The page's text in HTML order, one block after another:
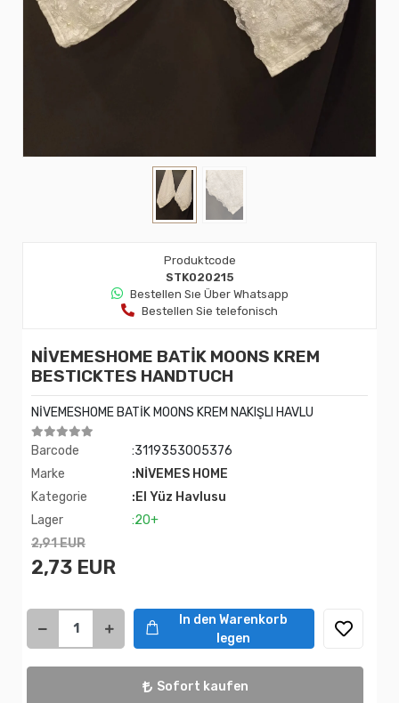
Produktcode
STK020215
Bestellen Sıe Über Whatsapp
Bestellen Sie telefonisch
NİVEMESHOME BATİK MOONS KREM
BESTICKTES HANDTUCH
NİVEMESHOME BATİK MOONS KREM NAKIŞLI HAVLU
Barcode
:3119353005376
Marke
:NİVEMES HOME
Kategorie
:El Yüz Havlusu
Lager
:20+
2,91 EUR
2,73 EUR
In den Warenkorb
legen
Sofort kaufen